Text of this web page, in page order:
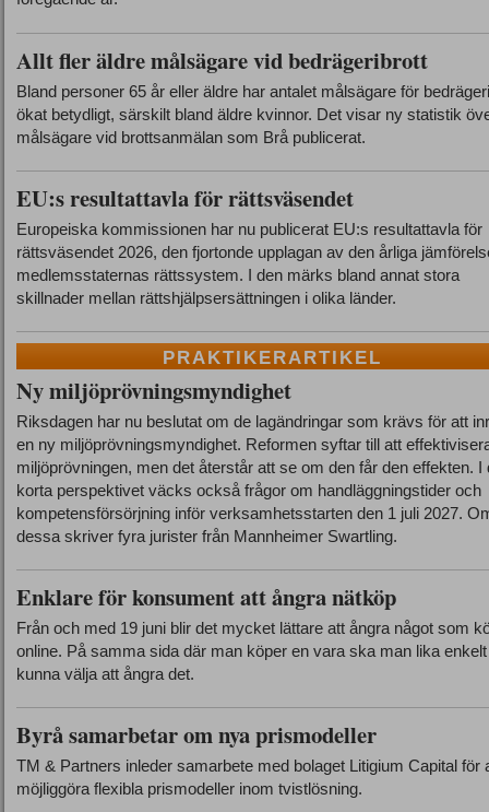
Allt fler äldre målsägare vid bedrägeribrott
Bland personer 65 år eller äldre har antalet målsägare för
ökat betydligt, särskilt bland äldre kvinnor. Det visar ny statistik
målsägare vid brottsanmälan som Brå publicerat.
EU:s resultattavla för rättsväsendet
Europeiska kommissionen har nu publicerat EU:s resultattavla för
rättsväsendet 2026, den fjortonde upplagan av den årliga
medlemsstaternas rättssystem. I den märks bland annat stora
skillnader mellan rättshjälpsersättningen i olika länder.
PRAKTIKERARTIKEL
Ny miljöprövningsmyndighet
Riksdagen har nu beslutat om de lagändringar som krävs för att
en ny miljöprövningsmyndighet. Reformen syftar till att
miljöprövningen, men det återstår att se om den får den effekten. I
korta perspektivet väcks också frågor om handläggningstider och
kompetensförsörjning inför verksamhetsstarten den 1 juli 2027.
dessa skriver fyra jurister från Mannheimer Swartling.
Enklare för konsument att ångra nätköp
Från och med 19 juni blir det mycket lättare att ångra något som
online. På samma sida där man köper en vara ska man lika enkelt
kunna välja att ångra det.
Byrå samarbetar om nya prismodeller
TM & Partners inleder samarbete med bolaget Litigium Capital för
möjliggöra flexibla prismodeller inom tvistlösning.